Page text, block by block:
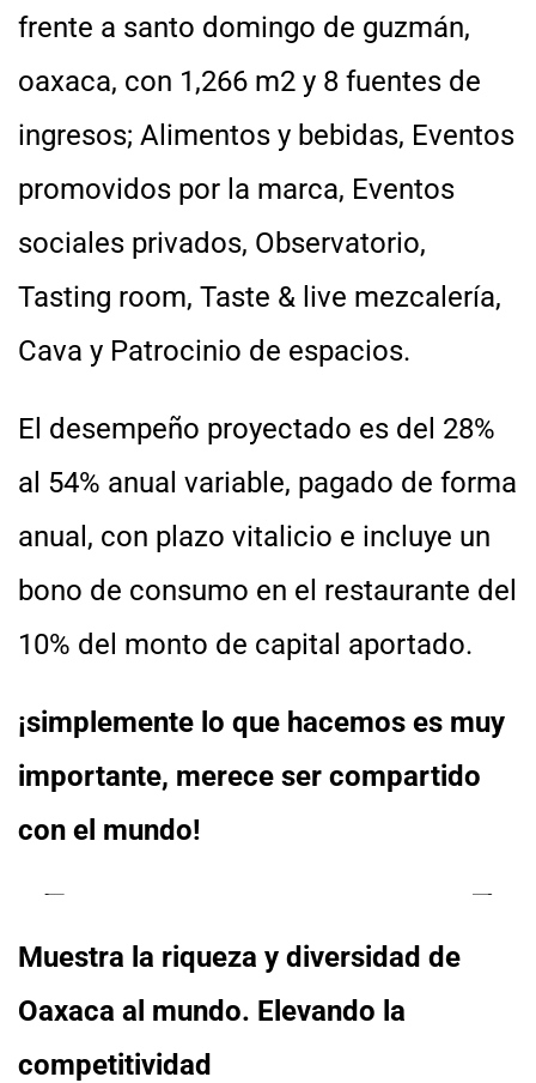
frente a santo domingo de guzmán,
oaxaca, con 1,266 m2 y 8 fuentes de
ingresos; Alimentos y bebidas, Eventos
promovidos por la marca, Eventos
sociales privados, Observatorio,
Tasting room, Taste & live mezcalería,
Cava y Patrocinio de espacios.
El desempeño proyectado es del 28%
al 54% anual variable, pagado de forma
anual, con plazo vitalicio e incluye un
bono de consumo en el restaurante del
10% del monto de capital aportado.
¡simplemente lo que hacemos es muy
importante, merece ser compartido
con el mundo!
Muestra la riqueza y diversidad de
Oaxaca al mundo. Elevando la
competitividad